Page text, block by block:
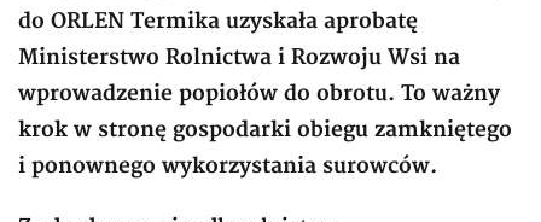
do ORLEN Termika uzyskała aprobatę
Ministerstwo Rolnictwa i Rozwoju Wsi na
wprowadzenie popiołów do obrotu. To ważny
krok w stronę gospodarki obiegu zamkniętego
i ponownego wykorzystania surowców.